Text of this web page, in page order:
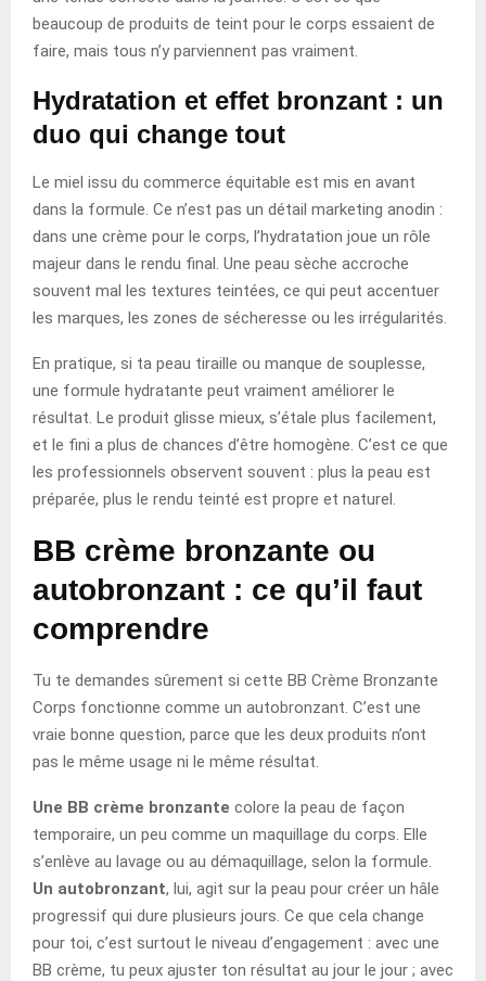
beaucoup de produits de teint pour le corps essaient de
faire, mais tous n’y parviennent pas vraiment.
Hydratation et effet bronzant : un
duo qui change tout
Le miel issu du commerce équitable est mis en avant
dans la formule. Ce n’est pas un détail marketing anodin :
dans une crème pour le corps, l’hydratation joue un rôle
majeur dans le rendu final. Une peau sèche accroche
souvent mal les textures teintées, ce qui peut accentuer
les marques, les zones de sécheresse ou les irrégularités.
En pratique, si ta peau tiraille ou manque de souplesse,
une formule hydratante peut vraiment améliorer le
résultat. Le produit glisse mieux, s’étale plus facilement,
et le fini a plus de chances d’être homogène. C’est ce que
les professionnels observent souvent : plus la peau est
préparée, plus le rendu teinté est propre et naturel.
BB crème bronzante ou
autobronzant : ce qu’il faut
comprendre
Tu te demandes sûrement si cette BB Crème Bronzante
Corps fonctionne comme un autobronzant. C’est une
vraie bonne question, parce que les deux produits n’ont
pas le même usage ni le même résultat.
Une BB crème bronzante colore la peau de façon
temporaire, un peu comme un maquillage du corps. Elle
s’enlève au lavage ou au démaquillage, selon la formule.
Un autobronzant, lui, agit sur la peau pour créer un hâle
progressif qui dure plusieurs jours. Ce que cela change
pour toi, c’est surtout le niveau d’engagement : avec une
BB crème, tu peux ajuster ton résultat au jour le jour ; avec